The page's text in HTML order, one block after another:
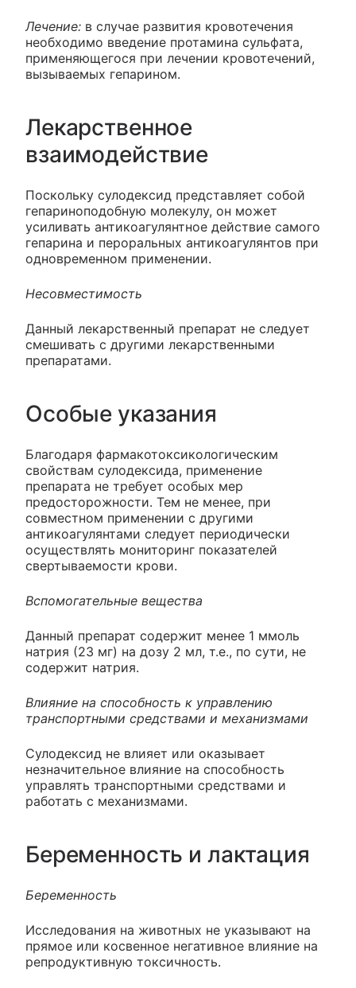
Лечение: в случае развития кровотечения
необходимо введение протамина сульфата,
применяющегося при лечении кровотечений,
вызываемых гепарином.
Лекарственное
взаимодействие
Поскольку сулодексид представляет собой
гепариноподобную молекулу, он может
усиливать антикоагулянтное действие самого
гепарина и пероральных антикоагулянтов при
одновременном применении.
Несовместимость
Данный лекарственный препарат не следует
смешивать с другими лекарственными
препаратами.
Особые указания
Благодаря фармакотоксикологическим
свойствам сулодексида, применение
препарата не требует особых мер
предосторожности. Тем не менее, при
совместном применении с другими
антикоагулянтами следует периодически
осуществлять мониторинг показателей
свертываемости крови.
Вспомогательные вещества
Данный препарат содержит менее 1 ммоль
натрия (23 мг) на дозу 2 мл, т.е., по сути, не
содержит натрия.
Влияние на способность к управлению
транспортными средствами и механизмами
Сулодексид не влияет или оказывает
незначительное влияние на способность
управлять транспортными средствами и
работать с механизмами.
Беременность и лактация
Беременность
Исследования на животных не указывают на
прямое или косвенное негативное влияние на
репродуктивную токсичность.